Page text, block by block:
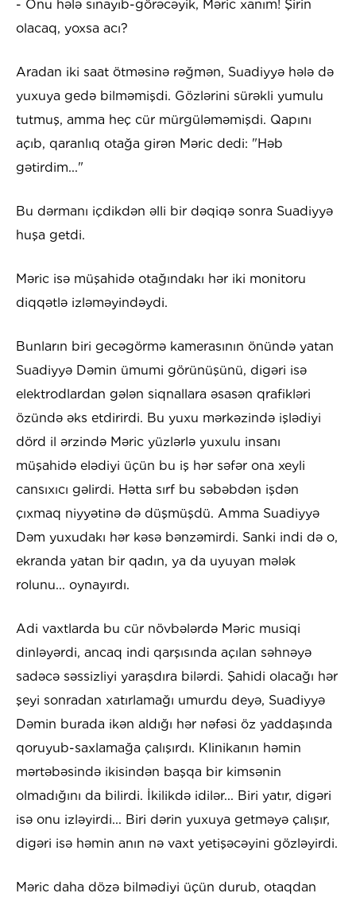
- Onu hələ sınayıb-görəcəyik, Məric xanım! Şirin
olacaq, yoxsa acı?
Aradan iki saat ötməsinə rəğmən, Suadiyyə hələ də
yuxuya gedə bilməmişdi. Gözlərini sürəkli yumulu
tutmuş, amma heç cür mürgüləməmişdi. Qapını
açıb, qaranlıq otağa girən Məric dedi: "Həb
gətirdim..."
Bu dərmanı içdikdən əlli bir dəqiqə sonra Suadiyyə
huşa getdi.
Məric isə müşahidə otağındakı hər iki monitoru
diqqətlə izləməyindəydi.
Bunların biri gecəgörmə kamerasının önündə yatan
Suadiyyə Dəmin ümumi görünüşünü, digəri isə
elektrodlardan gələn siqnallara əsasən qrafikləri
özündə əks etdirirdi. Bu yuxu mərkəzində işlədiyi
dörd il ərzində Məric yüzlərlə yuxulu insanı
müşahidə elədiyi üçün bu iş hər səfər ona xeyli
cansıxıcı gəlirdi. Hətta sırf bu səbəbdən işdən
çıxmaq niyyətinə də düşmüşdü. Amma Suadiyyə
Dəm yuxudakı hər kəsə bənzəmirdi. Sanki indi də o,
ekranda yatan bir qadın, ya da uyuyan mələk
rolunu... oynayırdı.
Adi vaxtlarda bu cür növbələrdə Məric musiqi
dinləyərdi, ancaq indi qarşısında açılan səhnəyə
sadəcə səssizliyi yaraşdıra bilərdi. Şahidi olacağı hər
şeyi sonradan xatırlamağı umurdu deyə, Suadiyyə
Dəmin burada ikən aldığı hər nəfəsi öz yaddaşında
qoruyub-saxlamağa çalışırdı. Klinikanın həmin
mərtəbəsində ikisindən başqa bir kimsənin
olmadığını da bilirdi. İkilikdə idilər... Biri yatır, digəri
isə onu izləyirdi... Biri dərin yuxuya getməyə çalışır,
digəri isə həmin anın nə vaxt yetişəcəyini gözləyirdi.
Məric daha dözə bilmədiyi üçün durub, otaqdan